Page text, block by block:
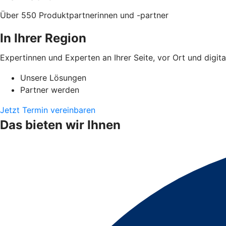
Über 550 Produktpartnerinnen und -partner
In Ihrer Region
Expertinnen und Experten an Ihrer Seite, vor Ort und
Unsere Lösungen
Partner werden
Jetzt Termin vereinbaren
Das bieten wir Ihnen